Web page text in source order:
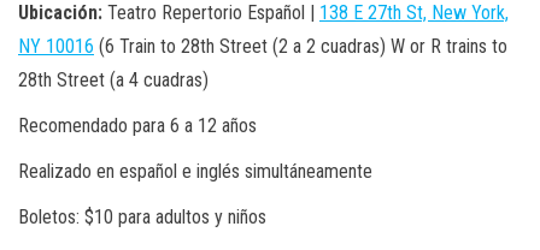
Ubicación: Teatro Repertorio Español | 138 E 27th St, New York,
NY 10016 (6 Train to 28th Street (2 a 2 cuadras) W or R trains to
28th Street (a 4 cuadras)
Recomendado para 6 a 12 años
Realizado en español e inglés simultáneamente
Boletos: $10 para adultos y niños